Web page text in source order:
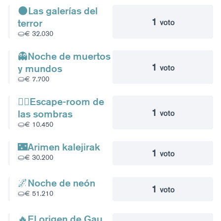
🌑Las galerías del
terror
€ 32.030
1 voto
👻Noche de muertos
y mundos
€ 7.700
1 voto
🧟‍♀️Escape-room de
las sombras
€ 10.450
1 voto
🌃Arimen kalejirak
€ 30.200 1 voto
🌌Noche de neón
€ 51.210 1 voto